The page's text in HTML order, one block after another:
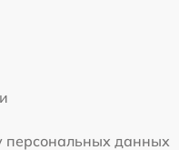
персональных данных